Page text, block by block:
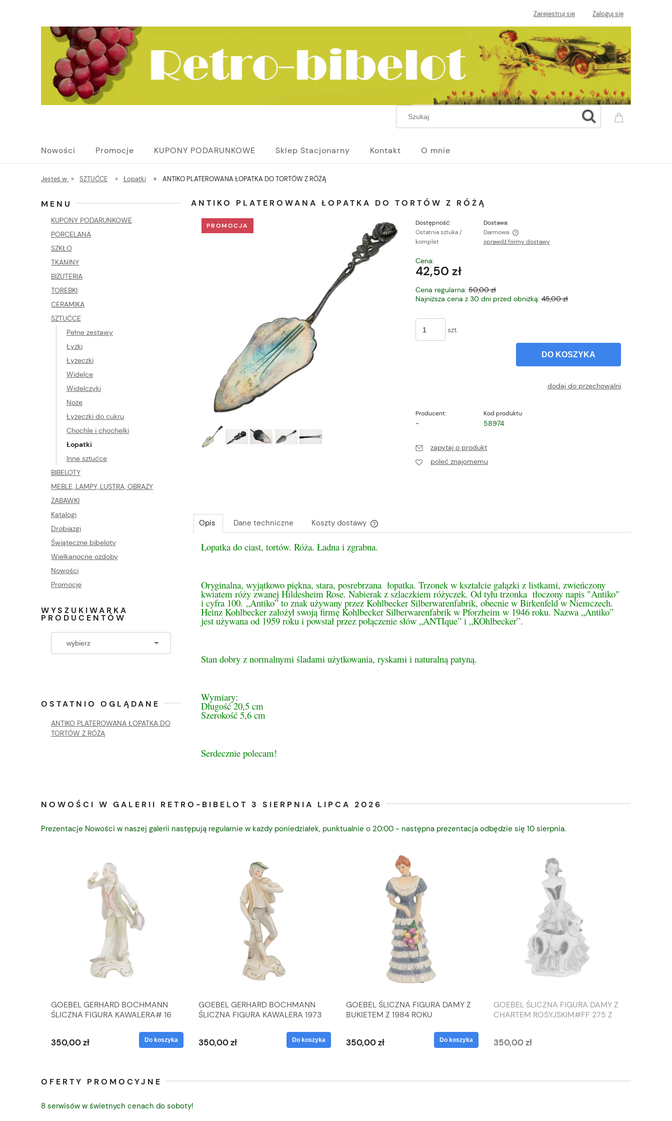
Zarejestruj się Zaloguj się
Nowości Promocje KUPONY PODARUNKOWE Sklep Stacjonarny Kontakt O mnie
Jesteś w: » SZTUĆCE » Łopatki » ANTIKO PLATEROWANA ŁOPATKA DO TORTÓW Z RÓŻĄ
MENU
KUPONY PODARUNKOWE
PORCELANA
SZKŁO
TKANINY
BIŻUTERIA
TOREBKI
CERAMIKA
SZTUĆCE
Pełne zestawy
Łyżki
Łyżeczki
Widelce
Widelczyki
Noże
Łyżeczki do cukru
Chochle i chochelki
Łopatki
Inne sztućce
BIBELOTY
MEBLE, LAMPY, LUSTRA, OBRAZY
ZABAWKI
Katalogi
Drobiazgi
Świąteczne bibeloty
Wielkanocne ozdoby
Nowości
Promocje
WYSZUKIWARKA
PRODUCENTÓW
OSTATNIO OGLĄDANE
ANTIKO PLATEROWANA ŁOPATKA DO
TORTÓW Z RÓŻĄ
ANTIKO PLATEROWANA ŁOPATKA DO TORTÓW Z RÓŻĄ
PROMOCJA
Dostępność:
Ostatnia sztuka /
komplet
Dostawa:
Darmowa
sprawdź formy dostawy
Cena:
42,50 zł
Cena regularna: 50,00 zł
Najniższa cena z 30 dni przed obniżką: 45,00 zł
szt.
DO KOSZYKA
dodaj do przechowalni
Producent:
-
Kod produktu:
58974
zapytaj o produkt
poleć znajomemu
Opis Dane techniczne Koszty dostawy
Łopatka do ciast, tortów. Róża. Ładna i zgrabna.
Oryginalna, wyjątkowo piękna, stara, posrebrzana łopatka. Trzonek w kształcie gałązki z listkami, zwieńczony
kwiatem róży zwanej Hildesheim Rose. Nabierak z szlaczkiem różyczek. Od tyłu trzonka tłoczony napis "Antiko"
i cyfra 100. „Antiko” to znak używany przez Kohlbecker Silberwarenfabrik, obecnie w Birkenfeld w Niemczech.
Heinz Kohlbecker założył swoją firmę Kohlbecker Silberwarenfabrik w Pforzheim w 1946 roku. Nazwa „Antiko”
jest używana od 1959 roku i powstał przez połączenie słów „ANTIque” i „KOhlbecker”.
Stan dobry z normalnymi śladami użytkowania, ryskami i naturalną patyną.
Wymiary:
Długość 20,5 cm
Szerokość 5,6 cm
Serdecznie polecam!
NOWOŚCI W GALERII RETRO-BIBELOT 3 SIERPNIA LIPCA 2026
Prezentacje Nowości w naszej galerii następują regularnie w każdy poniedziałek, punktualnie o 20:00 - następna prezentacja odbędzie się 10 sierpnia.
GOEBEL GERHARD BOCHMANN
ŚLICZNA FIGURA KAWALERA# 16
350,00 zł Do koszyka
GOEBEL GERHARD BOCHMANN
ŚLICZNA FIGURA KAWALERA 1973
350,00 zł Do koszyka
GOEBEL ŚLICZNA FIGURA DAMY Z
BUKIETEM Z 1984 ROKU
350,00 zł Do koszyka
GOEBEL ŚLICZNA FIGURA DAMY Z
CHARTEM ROSYJSKIM#FF 275 Z
350,00 zł
OFERTY PROMOCYJNE
8 serwisów w świetnych cenach do soboty!